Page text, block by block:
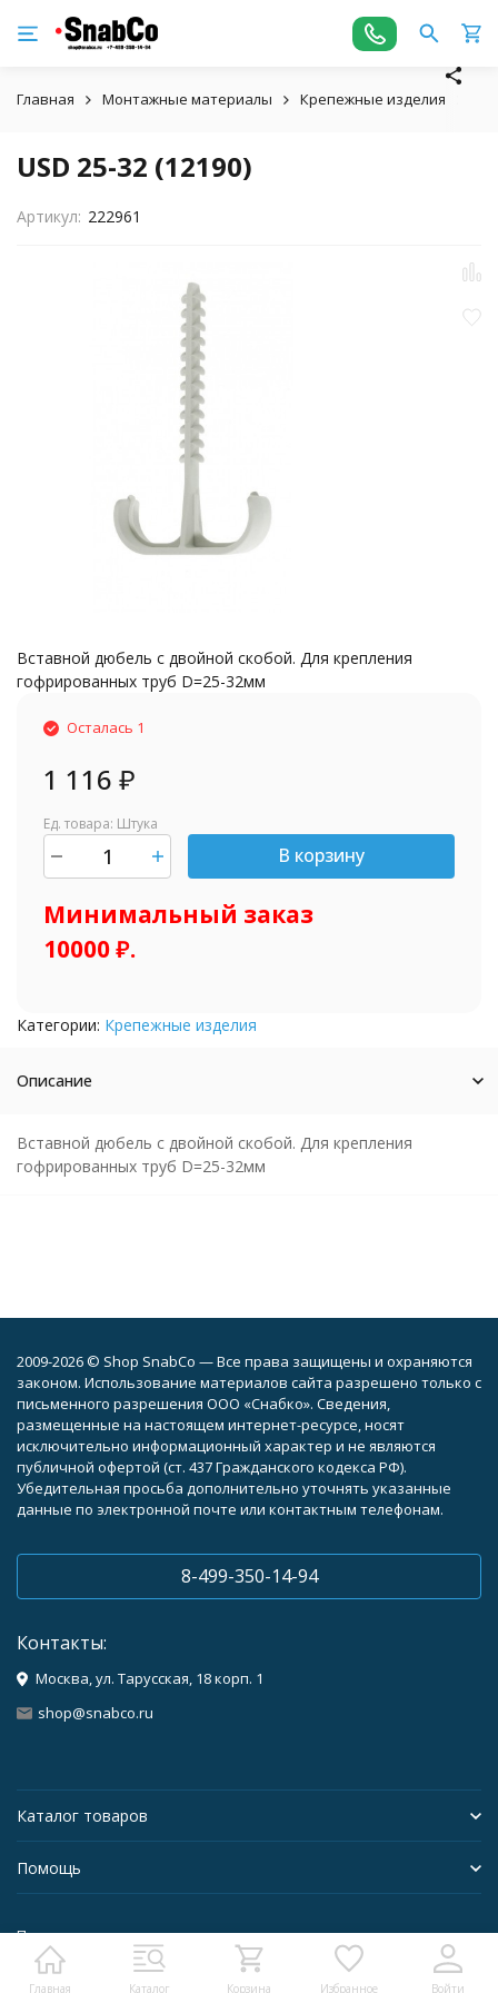
Главная Монтажные материалы Крепежные изделия
USD 25-32 (12190)
Артикул: 222961
Вставной дюбель с двойной скобой. Для крепления
гофрированных труб D=25-32мм
Осталась 1
1 116 ₽
Ед. товара: Штука
В корзину
Минимальный заказ
10000 ₽.
Категории: Крепежные изделия
Описание
Вставной дюбель с двойной скобой. Для крепления
гофрированных труб D=25-32мм
Главная Каталог Корзина Избранное Войти
2009-2026 © Shop SnabCo — Все права защищены и охраняются
законом. Использование материалов сайта разрешено только с
письменного разрешения ООО «Снабко». Сведения,
размещенные на настоящем интернет-ресурсе, носят
исключительно информационный характер и не являются
публичной офертой (ст. 437 Гражданского кодекса РФ).
Убедительная просьба дополнительно уточнять указанные
данные по электронной почте или контактным телефонам.
8-499-350-14-94
Контакты:
Москва, ул. Тарусская, 18 корп. 1
shop@snabco.ru
Каталог товаров
Помощь
Политика персональных данных